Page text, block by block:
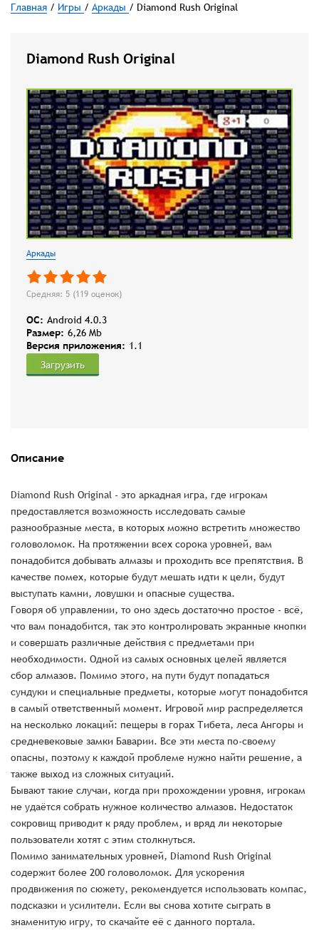
Главная / Игры / Аркады / Diamond Rush Original
Diamond Rush Original
Аркады
Средняя: 5 (119 оценок)
OC: Android 4.0.3
Размер: 6,26 Mb
Версия приложения: 1.1
Загрузить
Описание
Diamond Rush Original - это аркадная игра, где игрокам
предоставляется возможность исследовать самые
разнообразные места, в которых можно встретить множество
головоломок. На протяжении всех сорока уровней, вам
понадобится добывать алмазы и проходить все препятствия. В
качестве помех, которые будут мешать идти к цели, будут
выступать камни, ловушки и опасные существа.
Говоря об управлении, то оно здесь достаточно простое - всё,
что вам понадобится, так это контролировать экранные кнопки
и совершать различные действия с предметами при
необходимости. Одной из самых основных целей является
сбор алмазов. Помимо этого, на пути будут попадаться
сундуки и специальные предметы, которые могут понадобится
в самый ответственный момент. Игровой мир распределяется
на несколько локаций: пещеры в горах Тибета, леса Ангоры и
средневековые замки Баварии. Все эти места по-своему
опасны, поэтому к каждой проблеме нужно найти решение, а
также выход из сложных ситуаций.
Бывают такие случаи, когда при прохождении уровня, игрокам
не удаётся собрать нужное количество алмазов. Недостаток
сокровищ приводит к ряду проблем, и вряд ли некоторые
пользователи хотят с этим столкнуться.
Помимо занимательных уровней, Diamond Rush Original
содержит более 200 головоломок. Для ускорения
продвижения по сюжету, рекомендуется использовать компас,
подсказки и усилители. Если вы снова хотите сыграть в
знаменитую игру, то скачайте её с данного портала.